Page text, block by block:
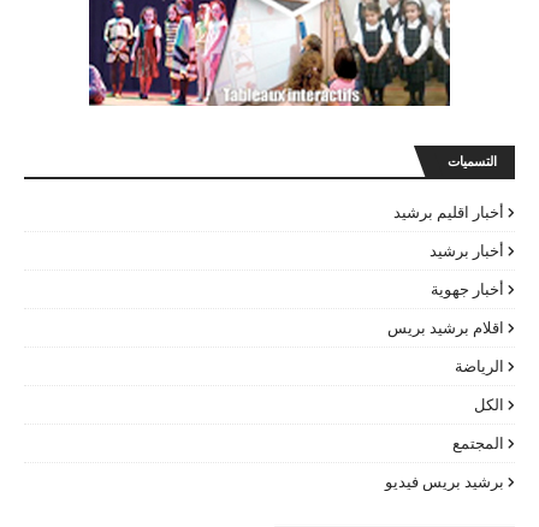
التسميات
أخبار اقليم برشيد
أخبار برشيد
أخبار جهوية
اقلام برشيد بريس
الرياضة
الكل
المجتمع
برشيد بريس فيديو